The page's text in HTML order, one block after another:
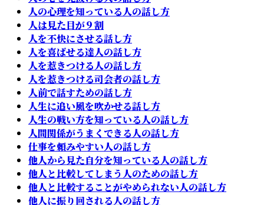
人の心理を知っている人の話し方
人は見た目が９割
人を不快にさせる話し方
人を喜ばせる達人の話し方
人を惹きつける人の話し方
人を惹きつける司会者の話し方
人前で話すための話し方
人生に追い風を吹かせる話し方
人生の戦い方を知っている人の話し方
人間関係がうまくできる人の話し方
仕事を頼みやすい人の話し方
他人から見た自分を知っている人の話し方
他人と比較してしまう人のための話し方
他人と比較することがやめられない人の話し方
他人に振り回される人の話し方